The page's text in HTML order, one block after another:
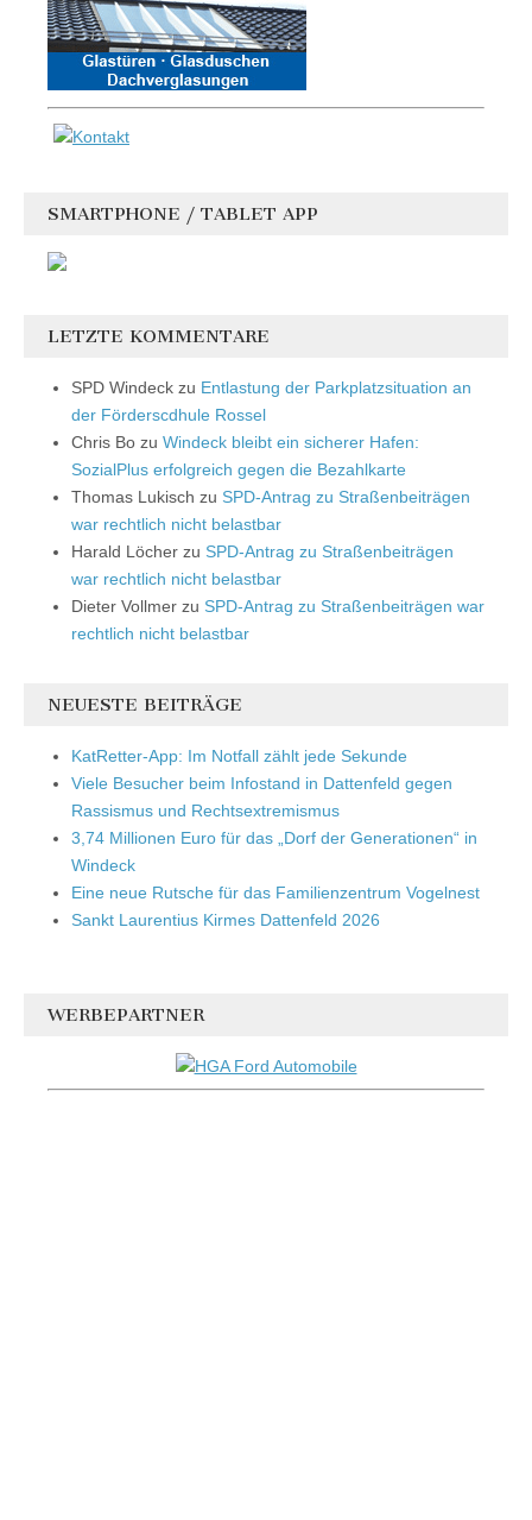
SMARTPHONE / TABLET APP
LETZTE KOMMENTARE
SPD Windeck zu Entlastung der Parkplatzsituation an
der Förderscdhule Rossel
Chris Bo zu Windeck bleibt ein sicherer Hafen:
SozialPlus erfolgreich gegen die Bezahlkarte
Thomas Lukisch zu SPD-Antrag zu Straßenbeiträgen
war rechtlich nicht belastbar
Harald Löcher zu SPD-Antrag zu Straßenbeiträgen
war rechtlich nicht belastbar
Dieter Vollmer zu SPD-Antrag zu Straßenbeiträgen war
rechtlich nicht belastbar
NEUESTE BEITRÄGE
KatRetter-App: Im Notfall zählt jede Sekunde
Viele Besucher beim Infostand in Dattenfeld gegen
Rassismus und Rechtsextremismus
3,74 Millionen Euro für das „Dorf der Generationen“ in
Windeck
Eine neue Rutsche für das Familienzentrum Vogelnest
Sankt Laurentius Kirmes Dattenfeld 2026
WERBEPARTNER